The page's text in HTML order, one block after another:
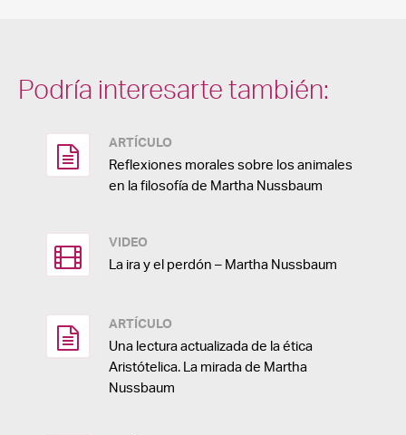
Podría interesarte también:
ARTÍCULO
Reflexiones morales sobre los animales
en la filosofía de Martha Nussbaum
VIDEO
La ira y el perdón – Martha Nussbaum
ARTÍCULO
Una lectura actualizada de la ética
Aristótelica. La mirada de Martha
Nussbaum